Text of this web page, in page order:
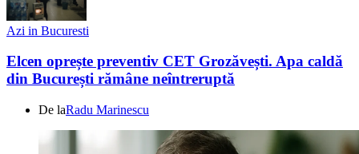
Azi in Bucuresti
Elcen oprește preventiv CET Grozăvești. Apa caldă
din București rămâne neîntreruptă
De laRadu Marinescu